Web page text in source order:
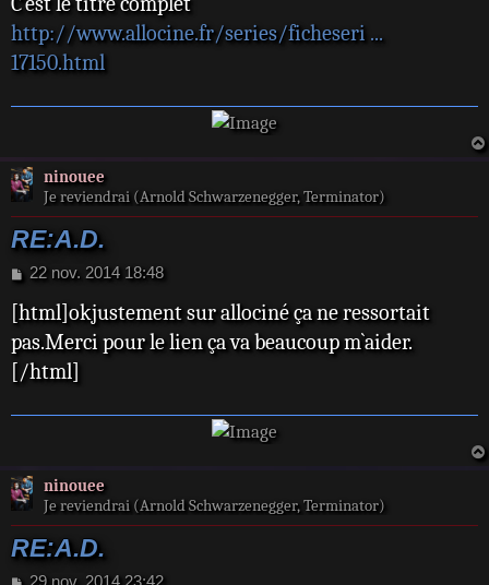
a
g
http://www.allocine.fr/series/ficheseri ...
17150.html
ninouee
Je reviendrai (Arnold Schwarzenegger, Terminator)
RE:A.D.
M
s
a
g
22 nov. 2014 18:48
[html]okjustement sur allociné ça ne ressortait
pas.Merci pour le lien ça va beaucoup m`aider.
[/html]
ninouee
Je reviendrai (Arnold Schwarzenegger, Terminator)
RE:A.D.
M
29 nov. 2014 23:42